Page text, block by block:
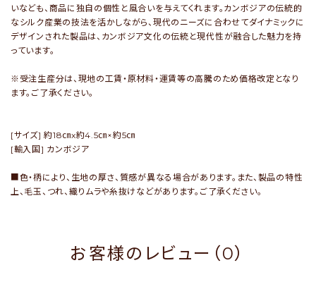
いなども、商品に独自の個性と風合いを与えてくれます。カンボジアの伝統的
なシルク産業の技法を活かしながら、現代のニーズに合わせてダイナミックに
デザインされた製品は、カンボジア文化の伝統と現代性が融合した魅力を持
っています。
※受注生産分は、現地の工賃・原材料・運賃等の高騰のため価格改定となり
ます。ご了承ください。
[サイズ] 約18㎝x約4.5㎝×約5㎝
[輸入国] カンボジア
■色・柄により、生地の厚さ、質感が異なる場合があります。また、製品の特性
上、毛玉、つれ、織りムラや糸抜けなどがあります。ご了承ください。
お客様のレビュー（0）